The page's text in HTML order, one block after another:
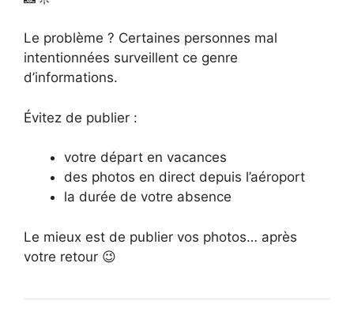
Le problème ? Certaines personnes mal
intentionnées surveillent ce genre
d’informations.
Évitez de publier :
votre départ en vacances
des photos en direct depuis l’aéroport
la durée de votre absence
Le mieux est de publier vos photos… après
votre retour 😉